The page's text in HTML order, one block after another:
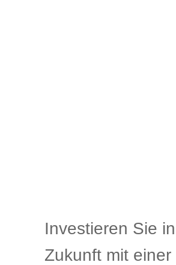
Investieren Sie
Zukunft mit einer